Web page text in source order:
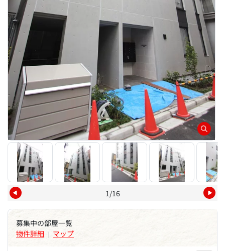
1/16
募集中の部屋一覧
物件詳細 | マップ